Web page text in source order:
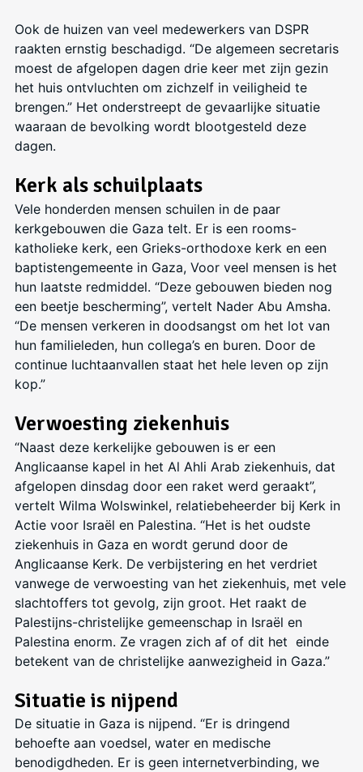
Ook de huizen van veel medewerkers van DSPR
raakten ernstig beschadigd. “De algemeen secretaris
moest de afgelopen dagen drie keer met zijn gezin
het huis ontvluchten om zichzelf in veiligheid te
brengen.” Het onderstreept de gevaarlijke situatie
waaraan de bevolking wordt blootgesteld deze
dagen.
Kerk als schuilplaats
Vele honderden mensen schuilen in de paar
kerkgebouwen die Gaza telt. Er is een rooms-
katholieke kerk, een Grieks-orthodoxe kerk en een
baptistengemeente in Gaza, Voor veel mensen is het
hun laatste redmiddel. “Deze gebouwen bieden nog
een beetje bescherming”, vertelt Nader Abu Amsha.
“De mensen verkeren in doodsangst om het lot van
hun familieleden, hun collega’s en buren. Door de
continue luchtaanvallen staat het hele leven op zijn
kop.”
Verwoesting ziekenhuis
“Naast deze kerkelijke gebouwen is er een
Anglicaanse kapel in het Al Ahli Arab ziekenhuis, dat
afgelopen dinsdag door een raket werd geraakt”,
vertelt Wilma Wolswinkel, relatiebeheerder bij Kerk in
Actie voor Israël en Palestina. “Het is het oudste
ziekenhuis in Gaza en wordt gerund door de
Anglicaanse Kerk. De verbijstering en het verdriet
vanwege de verwoesting van het ziekenhuis, met vele
slachtoffers tot gevolg, zijn groot. Het raakt de
Palestijns-christelijke gemeenschap in Israël en
Palestina enorm. Ze vragen zich af of dit het einde
betekent van de christelijke aanwezigheid in Gaza.”
Situatie is nijpend
De situatie in Gaza is nijpend. “Er is dringend
behoefte aan voedsel, water en medische
benodigdheden. Er is geen internetverbinding, we